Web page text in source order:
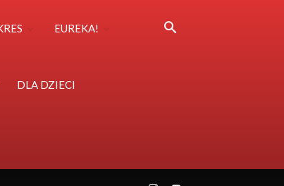
EUREKA!
DLA DZIECI